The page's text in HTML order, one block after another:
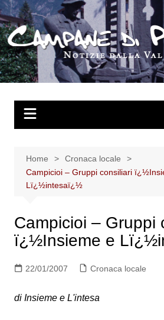
Salta
al
contenuto
Home
Cronaca locale
Campicioi – Gruppi consiliari
Lï¿½intesaï¿½
Campicioi – Gruppi
ï¿½Insieme e
22/01/2007 Cronaca locale
di Insieme e L'intesa